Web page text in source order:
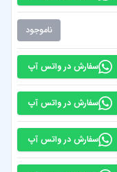
ناموجود
سفارش در واتس آپ
سفارش در واتس آپ
سفارش در واتس آپ